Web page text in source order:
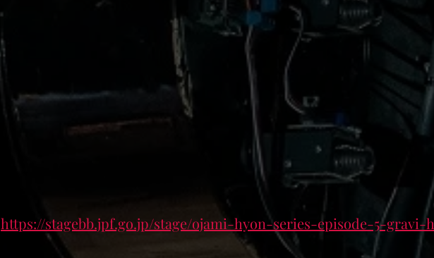
https://stagebb.jpf.go.jp/stage/ojami-hyon-series-episode-5-gravi-